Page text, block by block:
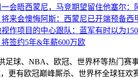
会晤西蒙尼，马竞期望留住他塞尔：
来会懊悔阿斯：西蒙尼已开端预备
作项目的中心跟队：蓝军有时以为
签约5年&年薪600万欧
足球、NBA、欧冠、世界杯等热门
有欧冠巅峰厮杀、世界杯全球狂